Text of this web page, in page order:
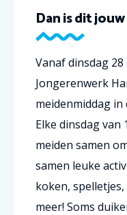
Dan is dit
Vanaf dinsdag
Jongerenwerk
meidenmiddag
Elke dinsdag van
meiden samen
samen leuke
koken,
meer! Soms